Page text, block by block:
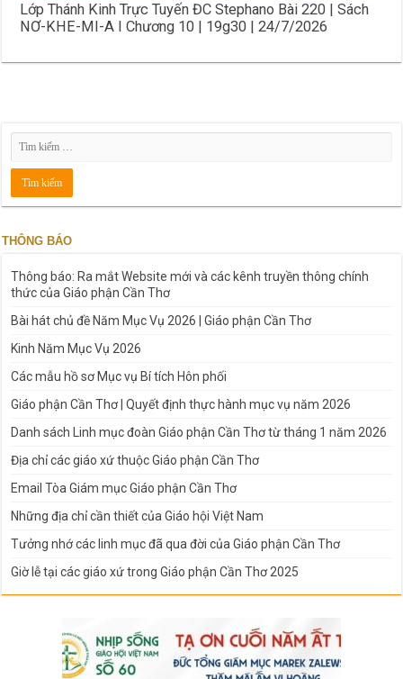
Lớp Thánh Kinh Trực Tuyến ĐC Stephano Bài 220 | Sách
NƠ-KHE-MI-A I Chương 10 | 19g30 | 24/7/2026
THÔNG BÁO
Thông báo: Ra mắt Website mới và các kênh truyền thông chính
thức của Giáo phận Cần Thơ
Bài hát chủ đề Năm Mục Vụ 2026 | Giáo phận Cần Thơ
Kinh Năm Mục Vụ 2026
Các mẫu hồ sơ Mục vụ Bí tích Hôn phối
Giáo phận Cần Thơ | Quyết định thực hành mục vụ năm 2026
Danh sách Linh mục đoàn Giáo phận Cần Thơ từ tháng 1 năm 2026
Địa chỉ các giáo xứ thuộc Giáo phận Cần Thơ
Email Tòa Giám mục Giáo phận Cần Thơ
Những địa chỉ cần thiết của Giáo hội Việt Nam
Tưởng nhớ các linh mục đã qua đời của Giáo phận Cần Thơ
Giờ lễ tại các giáo xứ trong Giáo phận Cần Thơ 2025